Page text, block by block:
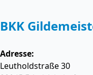
BKK
Adresse:
Leutholdstraße 30